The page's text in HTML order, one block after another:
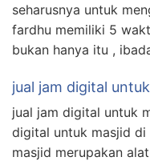
seharusnya untuk
fardhu memiliki 5
bukan hanya itu ,
jual jam digital
jual jam digital untuk
digital untuk masjid
masjid merupakan